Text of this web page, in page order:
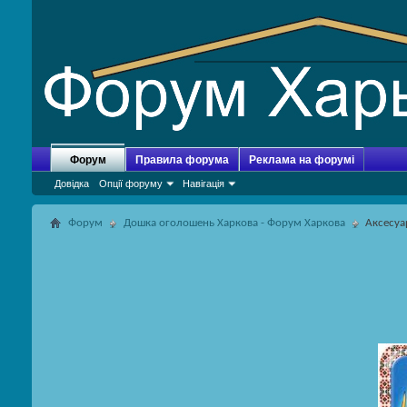
Форум
Довідка Опції форуму Навігація
Правила форума Реклама на форумі
Форум Дошка оголошень Харкова - Форум Харкова